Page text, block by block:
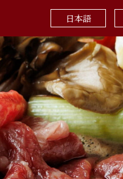
日本語